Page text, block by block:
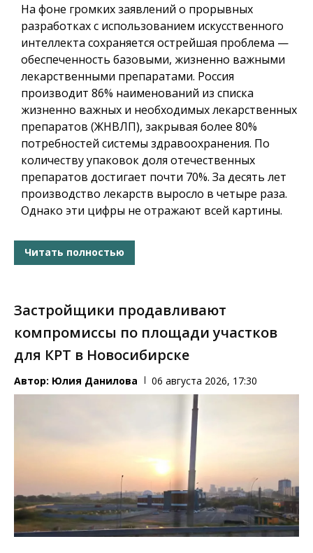
На фоне громких заявлений о прорывных
разработках с использованием искусственного
интеллекта сохраняется острейшая проблема —
обеспеченность базовыми, жизненно важными
лекарственными препаратами. Россия
производит 86% наименований из списка
жизненно важных и необходимых лекарственных
препаратов (ЖНВЛП), закрывая более 80%
потребностей системы здравоохранения. По
количеству упаковок доля отечественных
препаратов достигает почти 70%. За десять лет
производство лекарств выросло в четыре раза.
Однако эти цифры не отражают всей картины.
Читать полностью
Застройщики продавливают
компромиссы по площади участков
для КРТ в Новосибирске
Автор: Юлия Данилова 06 августа 2026, 17:30